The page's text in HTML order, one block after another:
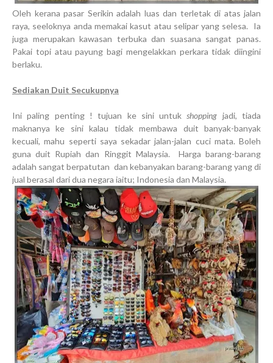
Oleh kerana pasar Serikin adalah luas dan terletak di atas jalan
raya, seeloknya anda memakai kasut atau selipar yang selesa. Ia
juga merupakan kawasan terbuka dan suasana sangat panas.
Pakai topi atau payung bagi mengelakkan perkara tidak diingini
berlaku.
Sediakan Duit Secukupnya
Ini paling penting ! tujuan ke sini untukshopping jadi, tiada
maknanya ke sini kalau tidak membawa duit banyak-banyak
kecuali, mahu seperti saya sekadar jalan-jalan cuci mata. Boleh
guna duit Rupiah dan Ringgit Malaysia. Harga barang-barang
adalah sangat berpatutan dan kebanyakan barang-barang yang di
jual berasal dari dua negara iaitu; Indonesia dan Malaysia.